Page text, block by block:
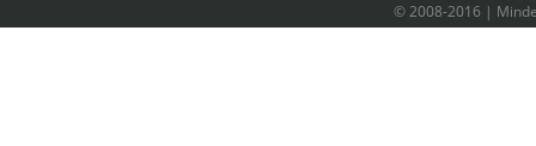
© 2008-2016 |